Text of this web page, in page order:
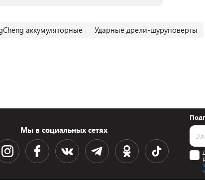
аккумуляторные Ударные дрели-шуруповерты
Мы в социальных сетях